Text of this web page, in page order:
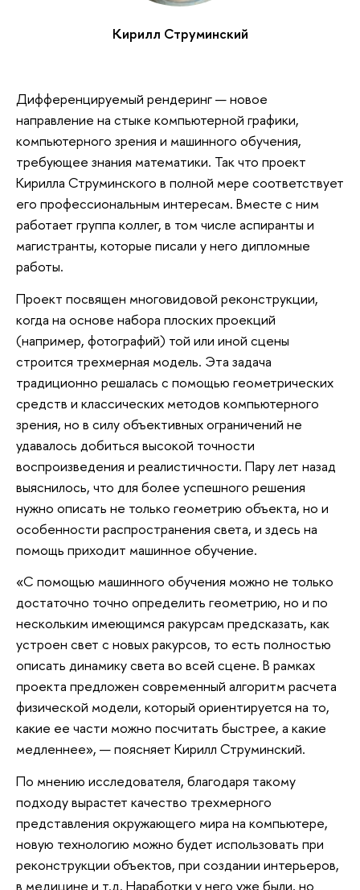
Кирилл Струминский
Дифференцируемый рендеринг — новое
направление на стыке компьютерной графики,
компьютерного зрения и машинного обучения,
требующее знания математики. Так что проект
Кирилла Струминского в полной мере соответствует
его профессиональным интересам. Вместе с ним
работает группа коллег, в том числе аспиранты и
магистранты, которые писали у него дипломные
работы.
Проект посвящен многовидовой реконструкции,
когда на основе набора плоских проекций
(например, фотографий) той или иной сцены
строится трехмерная модель. Эта задача
традиционно решалась с помощью геометрических
средств и классических методов компьютерного
зрения, но в силу объективных ограничений не
удавалось добиться высокой точности
воспроизведения и реалистичности. Пару лет назад
выяснилось, что для более успешного решения
нужно описать не только геометрию объекта, но и
особенности распространения света, и здесь на
помощь приходит машинное обучение.
«С помощью машинного обучения можно не только
достаточно точно определить геометрию, но и по
нескольким имеющимся ракурсам предсказать, как
устроен свет с новых ракурсов, то есть полностью
описать динамику света во всей сцене. В рамках
проекта предложен современный алгоритм расчета
физической модели, который ориентируется на то,
какие ее части можно посчитать быстрее, а какие
медленнее», — поясняет Кирилл Струминский.
По мнению исследователя, благодаря такому
подходу вырастет качество трехмерного
представления окружающего мира на компьютере,
новую технологию можно будет использовать при
реконструкции объектов, при создании интерьеров,
в медицине и т.д. Наработки у него уже были, но